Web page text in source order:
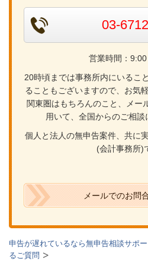
03-
営業時間：
20時頃までは事務所内にいるこ
ることもございますので、お気
関東圏はもちろんのこと、メー
用いて、全国からのご相談
個人と法人の無申告案件、共に
(会計事務所)
メールでのお問
申告が遅れているなら無申告相談サポー
るご質問